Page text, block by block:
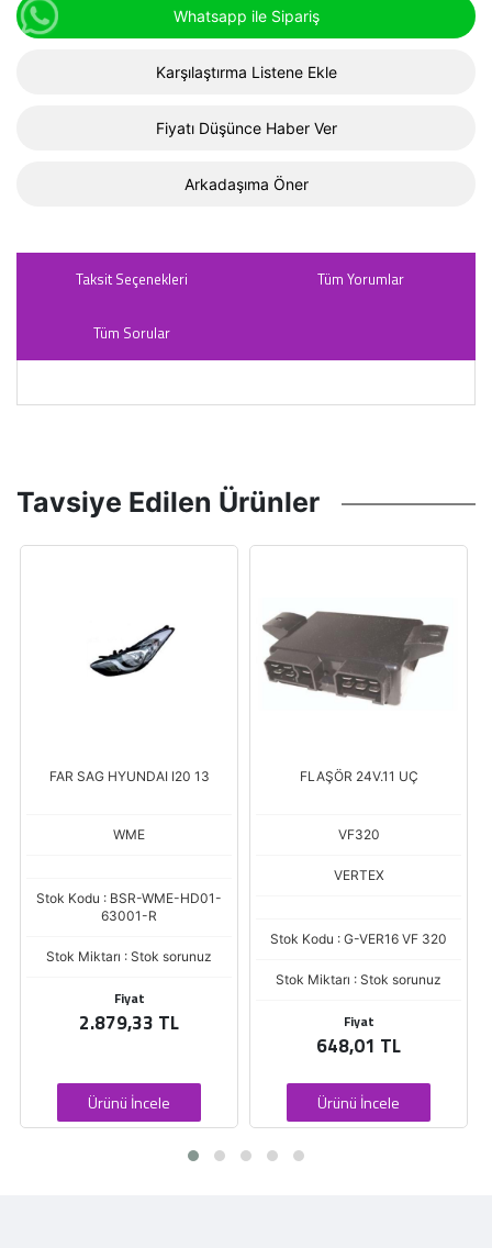
Whatsapp ile Sipariş
Karşılaştırma Listene Ekle
Fiyatı Düşünce Haber Ver
Arkadaşıma Öner
Taksit Seçenekleri Tüm Yorumlar
Tüm Sorular
Tavsiye Edilen Ürünler
FLAŞÖR 24V.11 UÇ
VF320
Fiyat
Ürünü İncele
SILGI SUPURGESI MERCEDES
DENIZLER
Stok Miktarı : Stok sorunuz
Fiyat
Ürünü İncele